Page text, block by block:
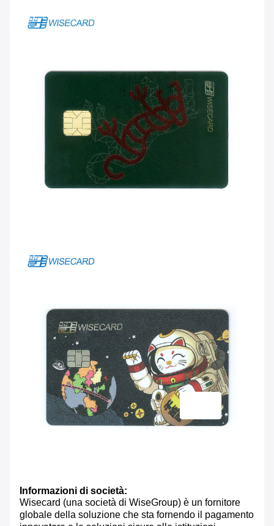
Informazioni di società:
Wisecard (una società di WiseGroup) è un fornitore
globale della soluzione che sta fornendo il pagamento